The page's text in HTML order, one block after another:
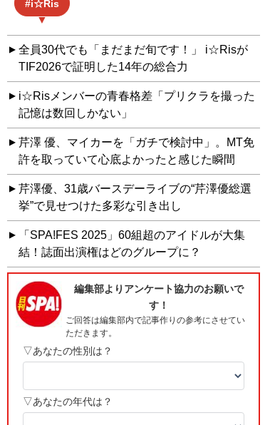
i☆Ris
全員30代でも「まだまだ旬です！」 i☆Risが
TIF2026で証明した14年の総合力
i☆Risメンバーの青春格差「プリクラを撮った
記憶は数回しかない」
芹澤 優、マイカーを「ガチで検討中」。MT免
許を取っていて心底よかったと感じた瞬間
芹澤優、31歳バースデーライブの“芹澤優総選
挙”で見せつけた多彩な引き出し
「SPA!FES 2025」60組超のアイドルが大集
結！誌面出演権はどのグループに？